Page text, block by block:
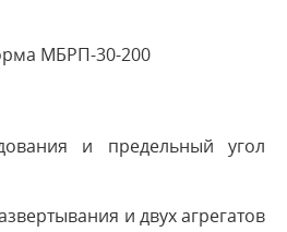
МБРП-30-200
и предельный угол
и двух агрегатов